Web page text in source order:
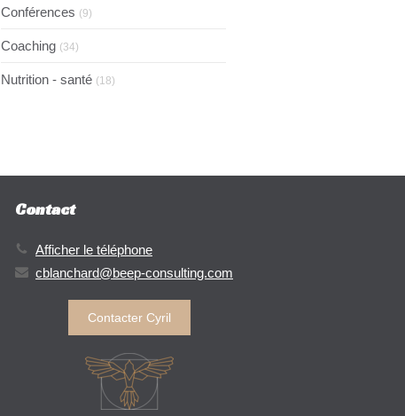
Conférences (9)
Coaching (34)
Nutrition - santé (18)
Contact
Afficher le téléphone
cblanchard@beep-consulting.com
Contacter Cyril